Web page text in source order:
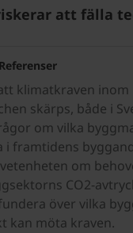
att fälla
klimatkraven inom
skärps, både i
om vilka
i framtidens
om
CO2-
över vilka
kan möta kraven.